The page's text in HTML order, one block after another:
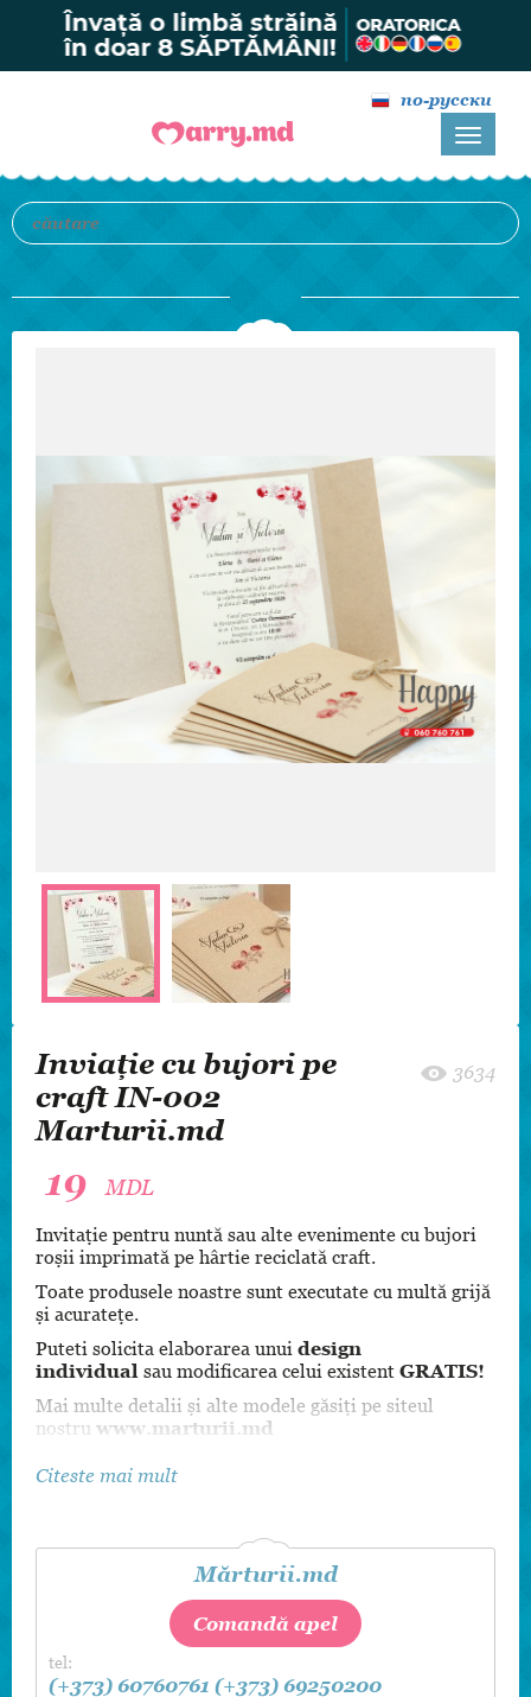
по-русски
Inviație cu bujori pe
craft IN-002
Marturii.md
3634
19 MDL
Invitație pentru nuntă sau alte evenimente cu bujori
roșii imprimată pe hârtie reciclată craft.
Toate produsele noastre sunt executate cu multă grijă
și acuratețe.
Puteti solicita elaborarea unui design
individual sau modificarea celui existent GRATIS!
Mai multe detalii și alte modele găsiți pe siteul
nostru www.marturii.md
Citeste mai mult
Mărturii.md
Comandă apel
tel:
(+373) 60760761 (+373) 69250200